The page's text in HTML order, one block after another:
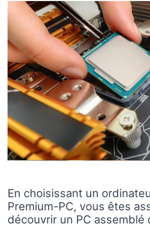
En choisissant un
Premium-PC, vous êtes
découvrir un PC assemblé